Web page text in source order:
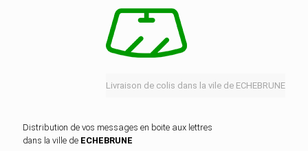
Livraison de colis dans la vile de ECHEBRUNE
Distribution de vos messages en boite aux lettres
dans la ville de ECHEBRUNE